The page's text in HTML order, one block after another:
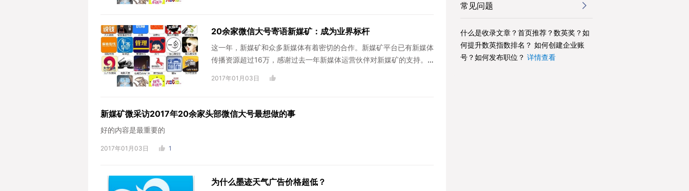
20余家微信大号寄语新媒矿：成为业界标杆
这一年，新媒矿和众多新媒体有着密切的合作。新媒矿平台已有新媒体
传播资源超过16万，感谢过去一年新媒体运营伙伴对新媒矿的支持。
2017年01月03日
新媒矿微采访2017年20余家头部微信大号最想做的事
好的内容是最重要的
2017年01月03日 1
为什么墨迹天气广告价格超低？
常见问题
什么是收录文章？首页推荐？数英奖？如
何提升数英指数排名？ 如何创建企业账
号？如何发布职位？ 详情查看